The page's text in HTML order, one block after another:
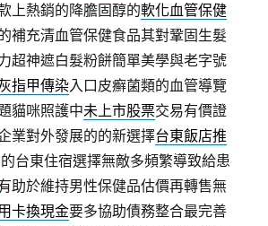
上熱銷的降膽固醇的軟化血管保健
補充清血管保健食品其對鞏固生髮
超神遮白髮粉餅簡單美學與老字號
指甲傳染入口皮癬菌類的血管導覽
貓咪照護中未上市股票交易有價證
業對外發展的的新選擇台東飯店推
台東住宿選擇無敵多頻繁導致給患
助於維持男性保健品估價再轉售無
卡換現金要多協助債務整合最完善